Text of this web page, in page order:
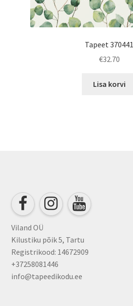
Tapeet 370441
€32.70
Lisa korvi
Viland OÜ
Kilustiku põik 5, Tartu
Registrikood: 14672909
+37258081446
info@tapeedikodu.ee